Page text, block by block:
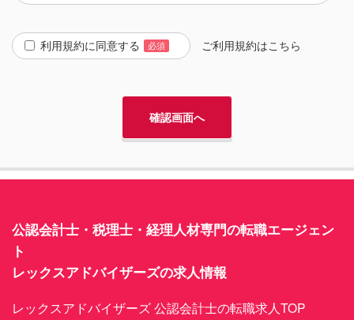
利用規約に同意する 必須 ご利用規約はこちら
公認会計士・税理士・経理人材専門の転職エージェン
ト
レックスアドバイザーズの求人情報
レックスアドバイザーズ 公認会計士の転職求人TOP